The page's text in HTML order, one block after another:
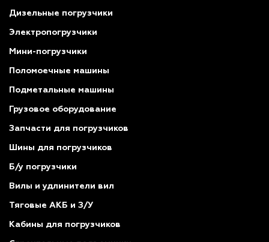
Дизельные погрузчики
Электропогрузчики
Мини-погрузчики
Поломоечные машины
Подметальные машины
Грузовое оборудование
Запчасти для погрузчиков
Шины для погрузчиков
Б/у погрузчики
Вилы и удлинители вил
Тяговые АКБ и З/У
Кабины для погрузчиков